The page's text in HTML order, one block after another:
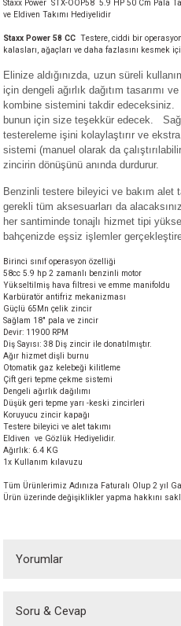
Makinesi
Staxx Power STX-OOP58 5.9 HP 50 Cm Pala
ve Eldiven Takımı Hediyelidir
Staxx Power 58 CC Testere, ciddi bir
kalasları, ağaçları ve daha fazlasını kesmek
Elinize aldığınızda, uzun süreli
için dengeli ağırlık dağıtım tasarımı
kombine sistemini takdir edeceksiniz.
bunun için size teşekkür edecek.
testereleme işini kolaylaştırır ve
sistemi (manuel olarak da
zincirin dönüşünü anında durdurur.
Benzinli testere bileyici ve bakım alet
gerekli tüm aksesuarları da
her santiminde tonajlı hizmet tipi
bahçenizde eşsiz işlemler
Birinci sınıf operasyon özelliği
58cc 5.9 hp 2 zamanlı benzinli motor
Yükseltilmiş hava filtresi ve emme manifoldu
Karbüratör antifriz mekanizması
Güçlü 65Mn çelik zincir
Sağlam 18" pala ve zincir
Devir: 11900 RPM
Diş Sayısı: 38 Diş zincir ile donatılmıştır.
Ağır hizmet dişli burnu
Otomatik gaz kelebeği kilitleme
Çift geri tepme çekme sistemi
Dengeli ağırlık dağılımı
Düşük geri tepme yarı -keski zincirleri
Koruyucu zincir kapağı
Testere bileyici ve alet takımı
Eldiven ve Gözlük Hediyelidir.
Ağırlık: 6.4 KG
1x Kullanım kılavuzu
Tüm Ürünlerimiz Adınıza Faturalı Olup 2 yıl
Ürün üzerinde değişiklikler yapma hakkını
Yorumlar
Soru & Cevap